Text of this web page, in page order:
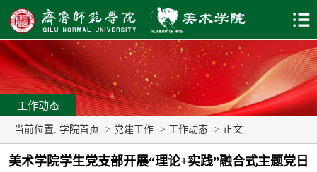
工作动态
当前位置: 学院首页 -> 党建工作 -> 工作动态 -> 正文
美术学院学生党支部开展“理论+实践”融合式主题党日